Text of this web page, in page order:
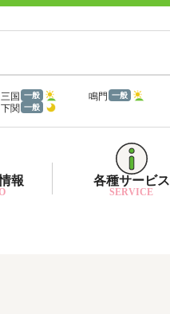
三国 一般 鳴門 一般
下関 一般
報 各種サービス
SERVICE